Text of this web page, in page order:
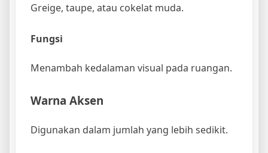
Greige, taupe, atau cokelat muda.
Fungsi
Menambah kedalaman visual pada ruangan.
Warna Aksen
Digunakan dalam jumlah yang lebih sedikit.